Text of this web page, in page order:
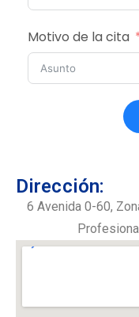
Motivo de la cita
Dirección:
6 Avenida 0-60,